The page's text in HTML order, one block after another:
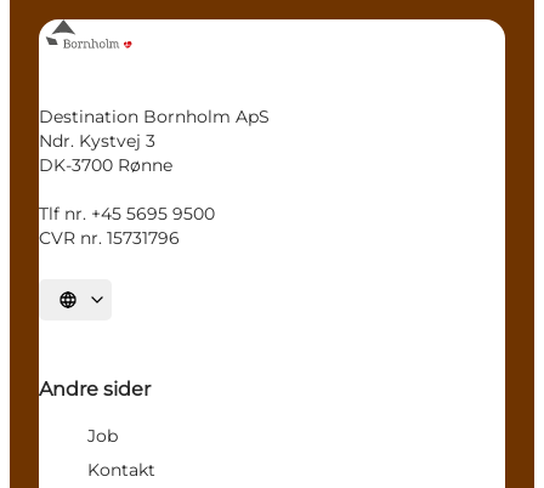
Destination Bornholm ApS
Ndr. Kystvej 3
DK-3700 Rønne
Tlf nr. +45 5695 9500
CVR nr. 15731796
Vælg sprog
Andre sider
Job
Kontakt